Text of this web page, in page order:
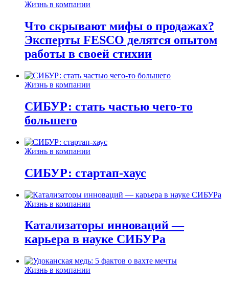
Жизнь в компании
Что скрывают мифы о продажах?
Эксперты FESCO делятся опытом
работы в своей стихии
Жизнь в компании
СИБУР: стать частью чего-то
большего
Жизнь в компании
СИБУР: стартап-хаус
Жизнь в компании
Катализаторы инноваций —
карьера в науке СИБУРа
Жизнь в компании